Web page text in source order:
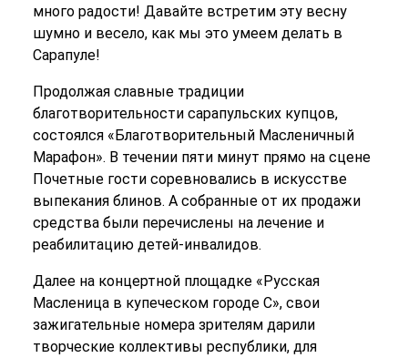
много радости! Давайте встретим эту весну
шумно и весело, как мы это умеем делать в
Сарапуле!
Продолжая славные традиции
благотворительности сарапульских купцов,
состоялся «Благотворительный Масленичный
Марафон». В течении пяти минут прямо на сцене
Почетные гости соревновались в искусстве
выпекания блинов. А собранные от их продажи
средства были перечислены на лечение и
реабилитацию детей-инвалидов.
Далее на концертной площадке «Русская
Масленица в купеческом городе С», свои
зажигательные номера зрителям дарили
творческие коллективы республики, для